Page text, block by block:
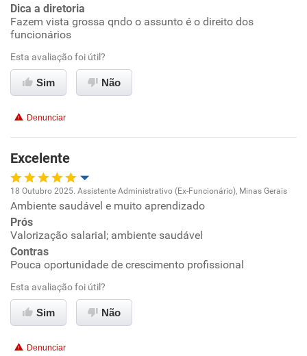
Benefícios
Recomenda esta empresa
Recomenda a diretoria
Dica a diretoria
Fazem vista grossa qndo o assunto é o direito dos
funcionários
Esta avaliação foi útil?
Sim Não
Denunciar
Excelente
Oportunidade de promoção
Ambiente de trabalho
Benefícios
Recomenda esta empresa
18 Outubro 2025. Assistente Administrativo (Ex-Funcionário), Minas Gerais
Ambiente saudável e muito aprendizado
Prós
Valorização salarial; ambiente saudável
Contras
Pouca oportunidade de crescimento profissional
Esta avaliação foi útil?
Sim Não
Denunciar